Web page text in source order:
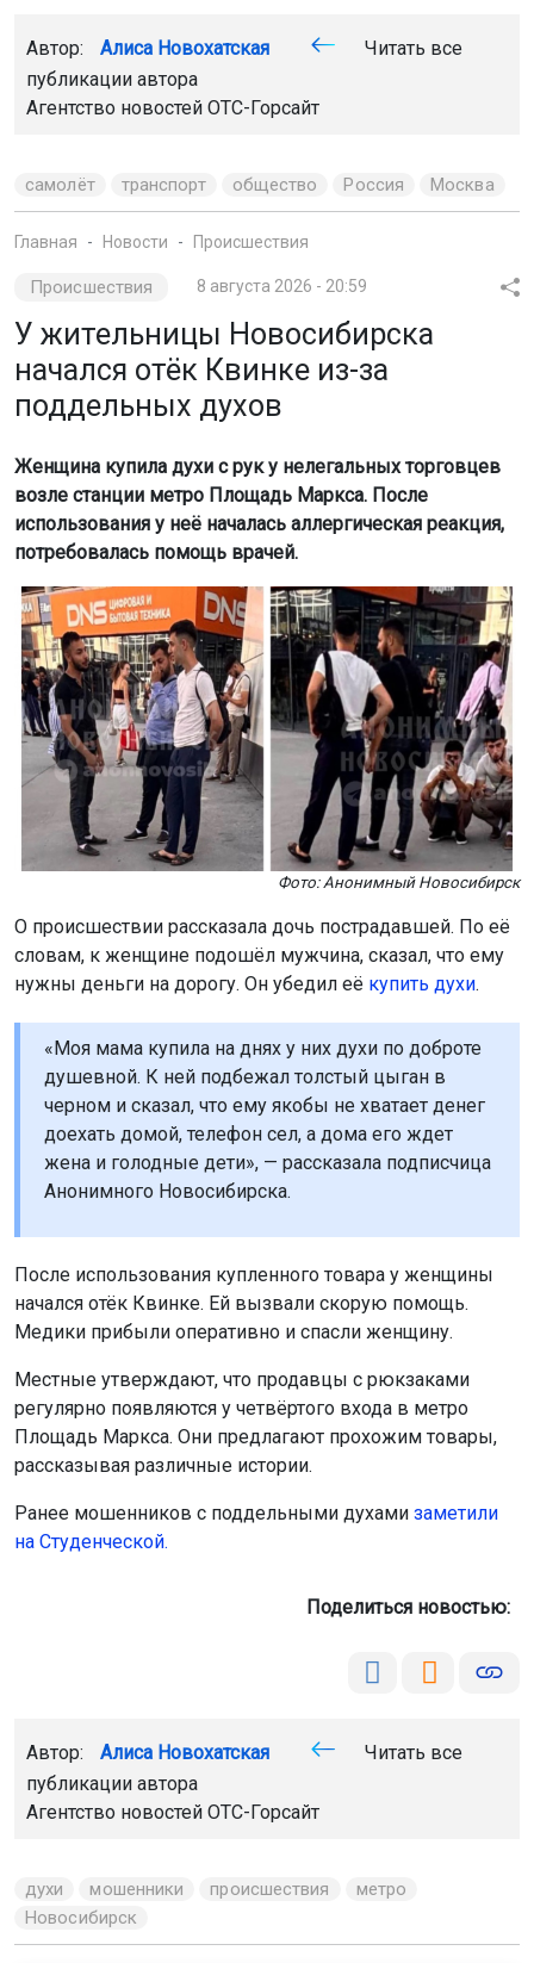
Автор: Алиса Новохатская
Читать все
публикации автора
Агентство новостей ОТС-Горсайт
самолёт транспорт общество Россия Москва
Главная Новости Происшествия
Происшествия 8 августа 2026 - 20:59
У жительницы Новосибирска
начался отёк Квинке из-за
поддельных духов
Женщина купила духи с рук у нелегальных торговцев
возле станции метро Площадь Маркса. После
использования у неё началась аллергическая реакция,
потребовалась помощь врачей.
Фото: Анонимный Новосибирск
О происшествии рассказала дочь пострадавшей. По её
словам, к женщине подошёл мужчина, сказал, что ему
нужны деньги на дорогу. Он убедил её купить духи.
«Моя мама купила на днях у них духи по доброте
душевной. К ней подбежал толстый цыган в
черном и сказал, что ему якобы не хватает денег
доехать домой, телефон сел, а дома его ждет
жена и голодные дети», — рассказала подписчица
Анонимного Новосибирска.
После использования купленного товара у женщины
начался отёк Квинке. Ей вызвали скорую помощь.
Медики прибыли оперативно и спасли женщину.
Местные утверждают, что продавцы с рюкзаками
регулярно появляются у четвёртого входа в метро
Площадь Маркса. Они предлагают прохожим товары,
рассказывая различные истории.
Ранее мошенников с поддельными духами заметили
на Студенческой.
Поделиться новостью:
Автор: Алиса Новохатская
Читать все
публикации автора
Агентство новостей ОТС-Горсайт
духи мошенники происшествия
метро
Новосибирск